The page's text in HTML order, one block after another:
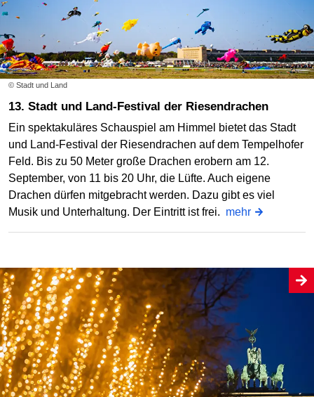
© Stadt und Land
13. Stadt und Land-Festival der Riesendrachen
Ein spektakuläres Schauspiel am Himmel bietet das Stadt
und Land-Festival der Riesendrachen auf dem Tempelhofer
Feld. Bis zu 50 Meter große Drachen erobern am 12.
September, von 11 bis 20 Uhr, die Lüfte. Auch eigene
Drachen dürfen mitgebracht werden. Dazu gibt es viel
Musik und Unterhaltung. Der Eintritt ist frei. mehr